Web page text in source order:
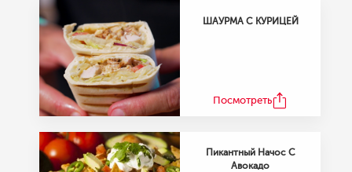
ИЗБРАННАЯ КОЛЛЕКЦИЯ
Рецепты наших
сотрудников
ШАУРМА С КУРИЦЕЙ
Посмотреть
Пикантный Начос С
Авокадо